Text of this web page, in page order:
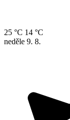
25 °C 14 °C
neděle 9. 8.